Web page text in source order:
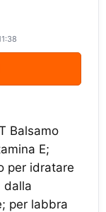
Balsamo
E;
per idratare
dalla
per labbra